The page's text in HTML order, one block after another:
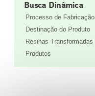
Busca Dinâmica
Processo de Fabricação
Destinação do Produto
Resinas Transformadas
Produtos